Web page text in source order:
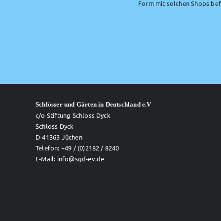
Form mit solchen Shops
Schlösser und Gärten in Deutschland e.V
c/o Stiftung Schloss Dyck
Schloss Dyck
D-41363 Jüchen
Telefon: +49 / (0)2182 / 8240
E-Mail: info@sgd-ev.de